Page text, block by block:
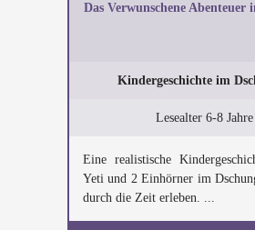
Das Verwunschene Abenteuer
Kindergeschichte im
Lesealter 6-8 Jahre
Eine realistische
Yeti und 2 Einhörner im
durch die Zeit erleben. ...